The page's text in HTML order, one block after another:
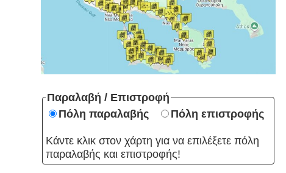
Παραλαβή / Επιστροφή
Πόλη παραλαβής
Πόλη επιστροφής
Κάντε κλικ στον χάρτη για να επιλέξετε πόλη
παραλαβής και επιστροφής!